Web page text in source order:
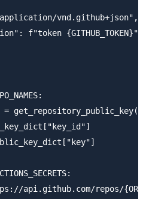
vnd.github+json",
f"token {GITHUB_TOKEN}",
=
api.github.com/repos/